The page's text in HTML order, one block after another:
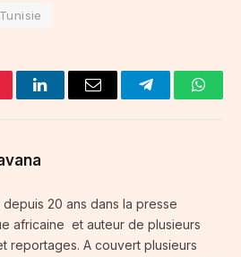
Tunisie
LinkedInEmail Telegram
20 ans dans la presse
africaine et auteur de plusieurs
reportages. A couvert plusieurs